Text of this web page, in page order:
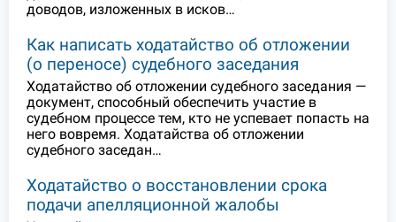
доводов, изложенных в исков…
Как написать ходатайство об отложении
(о переносе) судебного заседания
Ходатайство об отложении судебного заседания —
документ, способный обеспечить участие в
судебном процессе тем, кто не успевает попасть на
него вовремя. Ходатайства об отложении
судебного заседан…
Ходатайство о восстановлении срока
подачи апелляционной жалобы